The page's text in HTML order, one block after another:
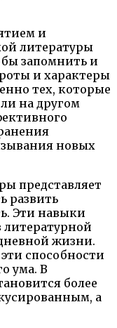
и
литературы
запомнить и
и характеры
тех, которые
на другом
новых
представляет
развить
Эти навыки
жизни.
способности
ума. В
более
а